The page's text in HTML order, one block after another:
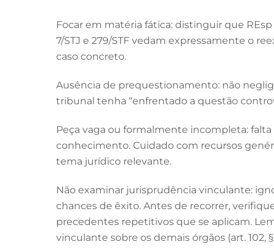
Focar em matéria fática: distinguir que REsp
7/STJ e 279/STF vedam expressamente o
caso concreto.
Ausência de prequestionamento: não
tribunal tenha “enfrentado a questão
Peça vaga ou formalmente incompleta:
conhecimento. Cuidado com recursos
tema jurídico relevante.
Não examinar jurisprudência vinculante:
chances de êxito. Antes de recorrer,
precedentes repetitivos que se aplicam.
vinculante sobre os demais órgãos (art. 102,